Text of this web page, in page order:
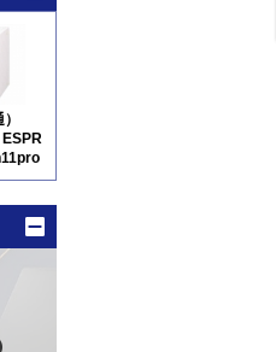
ESPR
)